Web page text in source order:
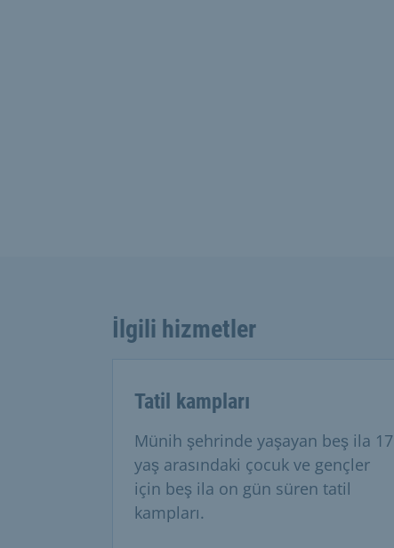
İlgili hizmetler
Tatil kampları
Münih şehrinde yaşayan beş ila 17
yaş arasındaki çocuk ve gençler
için beş ila on gün süren tatil
kampları.